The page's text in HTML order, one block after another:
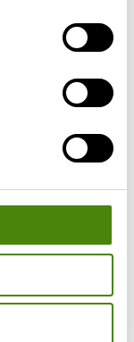
joulukuun
jaetaan